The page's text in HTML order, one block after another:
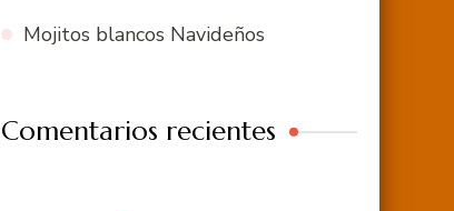
Mojitos blancos Navideños
Comentarios recientes